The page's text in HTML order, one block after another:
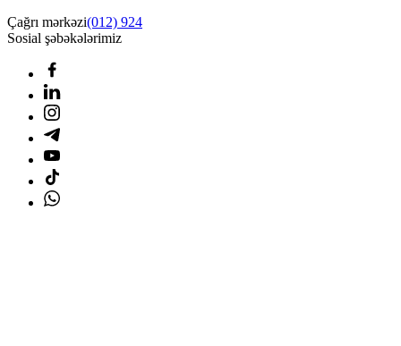
Çağrı mərkəzi(012) 924
Sosial şəbəkələrimiz